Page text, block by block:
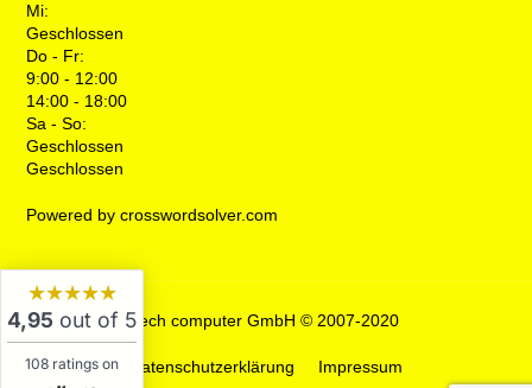
Mi:
Geschlossen
Do - Fr:
9:00 - 12:00
14:00 - 18:00
Sa - So:
Geschlossen
Geschlossen
Powered by crosswordsolver.com
tech computer GmbH © 2007-2020
Datenschutzerklärung Impressum
★★★★★
4,95 out of 5
108 ratings on